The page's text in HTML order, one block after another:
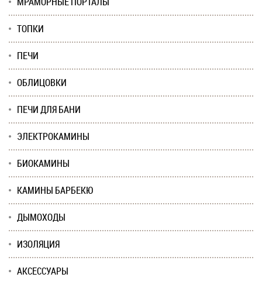
ТОПКИ
ПЕЧИ
ОБЛИЦОВКИ
ПЕЧИ ДЛЯ БАНИ
ЭЛЕКТРОКАМИНЫ
БИОКАМИНЫ
КАМИНЫ БАРБЕКЮ
ДЫМОХОДЫ
ИЗОЛЯЦИЯ
АКСЕССУАРЫ